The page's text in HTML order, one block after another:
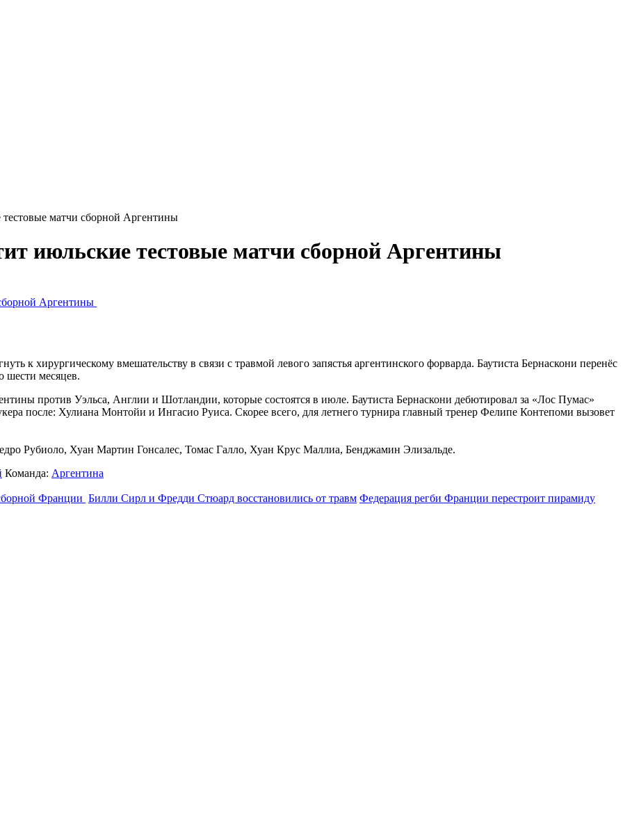
тестовые матчи сборной Аргентины
июльские тестовые матчи сборной Аргентины
к хирургическому вмешательству в связи с травмой левого запястья аргентинского форварда. Баутиста Бернаскони перенёс
шести месяцев.
против Уэльса, Англии и Шотландии, которые состоятся в июле. Баутиста Бернаскони дебютировал за «Лос Пумас»
после: Хулиана Монтойи и Ингасио Руиса. Скорее всего, для летнего турнира главный тренер Фелипе Контепоми вызовет
Рубиоло, Хуан Мартин Гонсалес, Томас Галло, Хуан Крус Маллиа, Бенджамин Элизальде.
Команда: Аргентина
Франции Билли Сирл и Фредди Стюард восстановились от травм Федерация регби Франции перестроит пирамиду